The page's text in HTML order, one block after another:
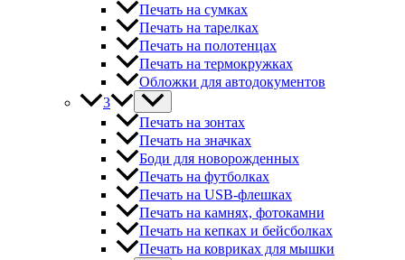
Печать на сумках
Печать на тарелках
Печать на полотенцах
Печать на термокружках
Обложки для автодокументов
3
Печать на зонтах
Печать на значках
Боди для новорожденных
Печать на футболках
Печать на USB-флешках
Печать на камнях, фотокамни
Печать на кепках и бейсболках
Печать на ковриках для мышки